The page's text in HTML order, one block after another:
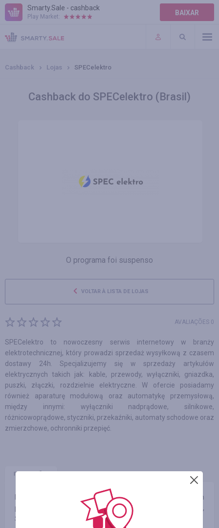
Smarty.Sale - cashback
Play Market: BAIXAR
AJUDA
TERMOS DE USO
Cashback Lojas SPECelektro
Cashback do SPECelektro (Brasil)
O programa foi suspenso
VOLTAR À LISTA DE LOJAS
AVALIAÇÕES 0
SPECelektro to nowoczesny serwis internetowy w branży
elektrotechnicznej, który prowadzi sprzedaż wysyłkową z czasem
dostawy 24h. Specjalizujemy się w sprzedaży artykułów
elektrycznych takich jak: kable, przewody, wyłączniki, gniazdka,
puszki, złączki, rozdzielnie elektryczne. W ofercie posiadamy
również aparaturę modułową oraz automatykę przemysłową,
między innymi: wyłączniki nadprądowe, silnikowe,
różnicowoprądowe, styczniki, przekaźniki, automaty schodowe oraz
zmierzchowe, ochronniki przepięć.
INFORMAÇÕES
Nasza oferta to prawie 50 tys. produktów, renomowanych
producentów w tym m.in. ABB, BALS, DEHN, LEGRAND,
SCHNEIDER ELECTRIC, SIEMENS, oraz wielu innych.